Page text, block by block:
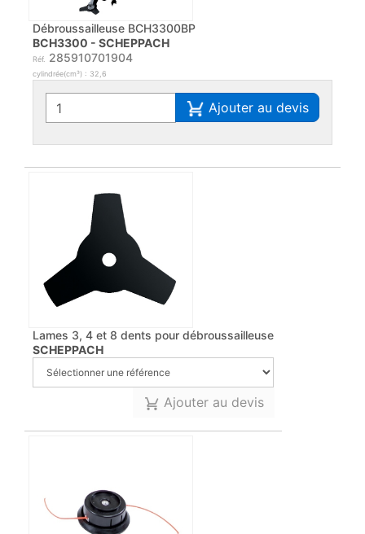
Débroussailleuse BCH3300BP
BCH3300 - SCHEPPACH
Réf. 285910701904
cylindrée(cm³) : 32,6
Ajouter au devis
Lames 3, 4 et 8 dents pour débroussailleuse
SCHEPPACH
Ajouter au devis